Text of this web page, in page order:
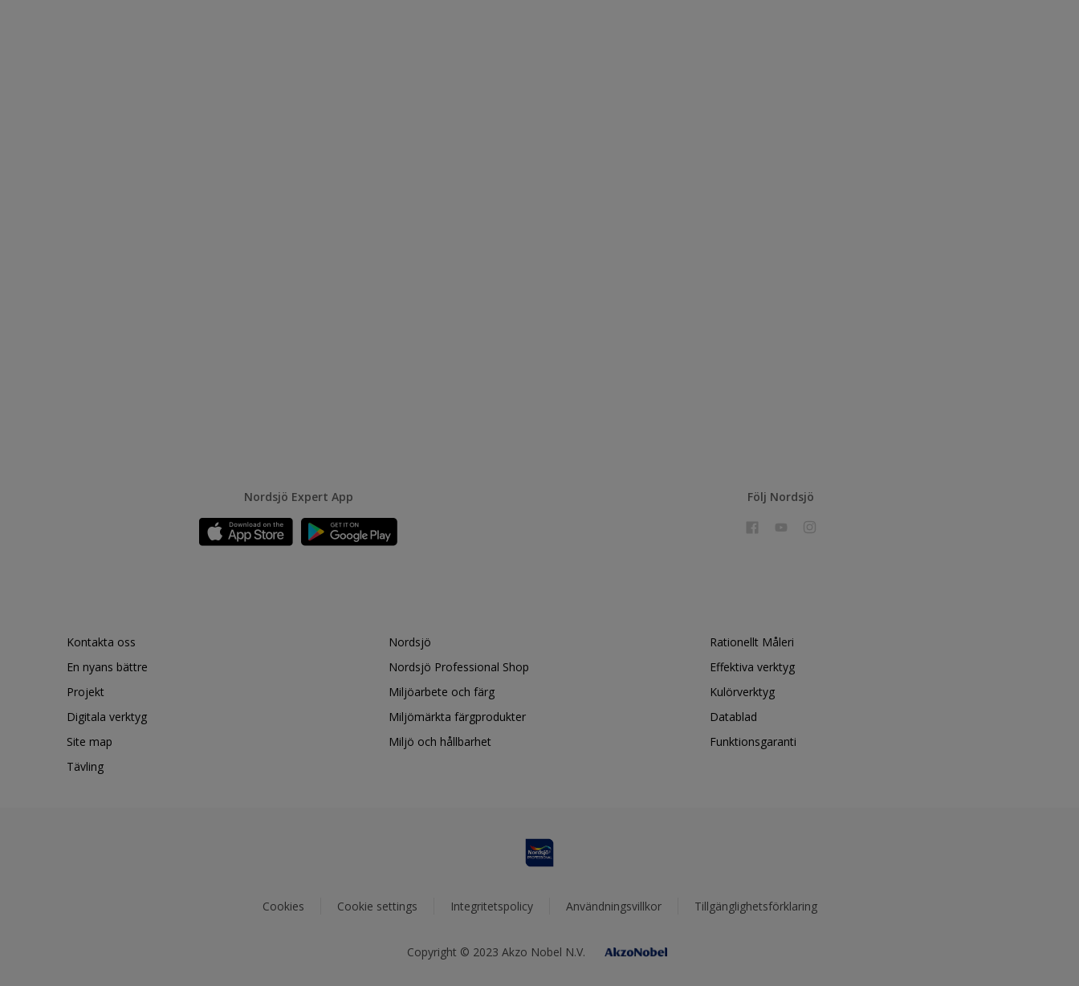
Nordsjö Expert App Följ Nordsjö
Kontakta oss
En nyans bättre
Projekt
Digitala verktyg
Site map
Tävling
Nordsjö
Nordsjö Professional Shop
Miljöarbete och färg
Miljömärkta färgprodukter
Miljö och hållbarhet
Rationellt Måleri
Effektiva verktyg
Kulörverktyg
Datablad
Funktionsgaranti
Cookies Cookie settings Integritetspolicy Användningsvillkor Tillgänglighetsförklaring
Copyright © 2023 Akzo Nobel N.V.